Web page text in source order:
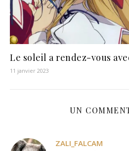
Le soleil a rendez-vous
11 janvier 2023
UN
ZALI_FALCAM